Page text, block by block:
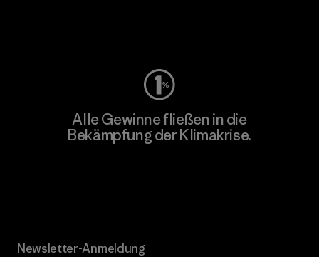
Alle Gewinne fließen in die
Bekämpfung der Klimakrise.
Newsletter-Anmeldung